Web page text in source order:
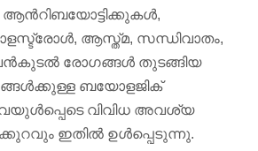
ആൻറിബയോട്ടിക്കുകൾ,
ആസ്ത്മ, സന്ധിവാതം,
രോഗങ്ങൾ തുടങ്ങിയ
ബയോളജിക്
വിവിധ അവശ്യ
ഇതിൽ ഉൾപ്പെടുന്നു.